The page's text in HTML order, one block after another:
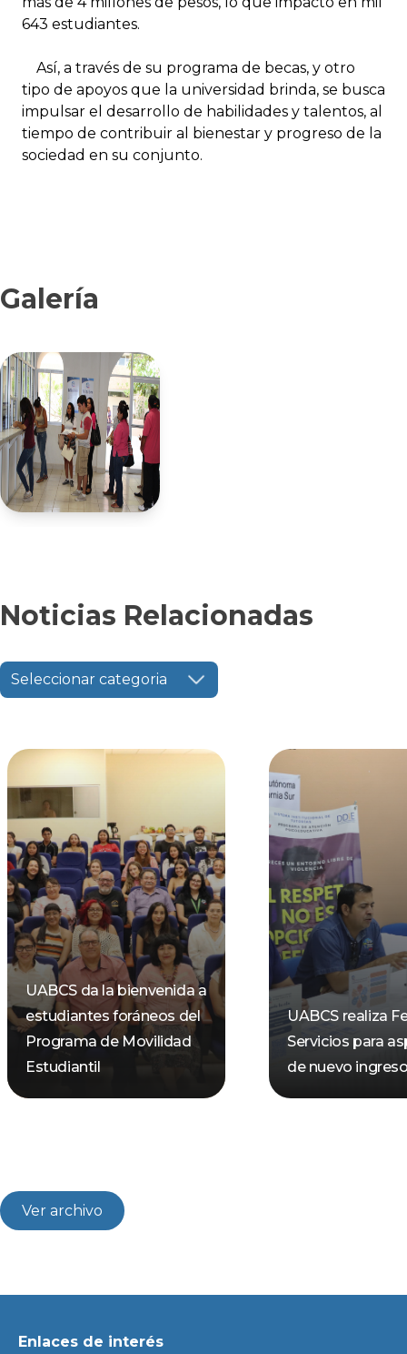
643 estudiantes.
Así, a través de su programa de becas, y otro
tipo de apoyos que la universidad brinda, se busca
impulsar el desarrollo de habilidades y talentos, al
tiempo de contribuir al bienestar y progreso de la
sociedad en su conjunto.
Galería
Noticias Relacionadas
Seleccionar categoria
UABCS da la bienvenida a
estudiantes foráneos del
Programa de Movilidad
Estudiantil
UABCS realiza
Servicios para
de nuevo
Ver archivo
Enlaces de interés